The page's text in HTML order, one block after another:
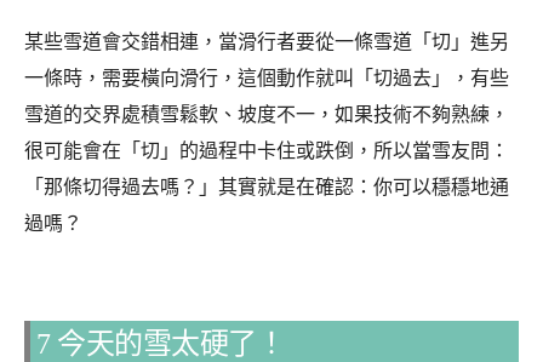
某些雪道會交錯相連，當滑行者要從一條雪道「切」進另
一條時，需要橫向滑行，這個動作就叫「切過去」，有些
雪道的交界處積雪鬆軟、坡度不一，如果技術不夠熟練，
很可能會在「切」的過程中卡住或跌倒，所以當雪友問：
「那條切得過去嗎？」其實就是在確認：你可以穩穩地通
過嗎？
7 今天的雪太硬了！